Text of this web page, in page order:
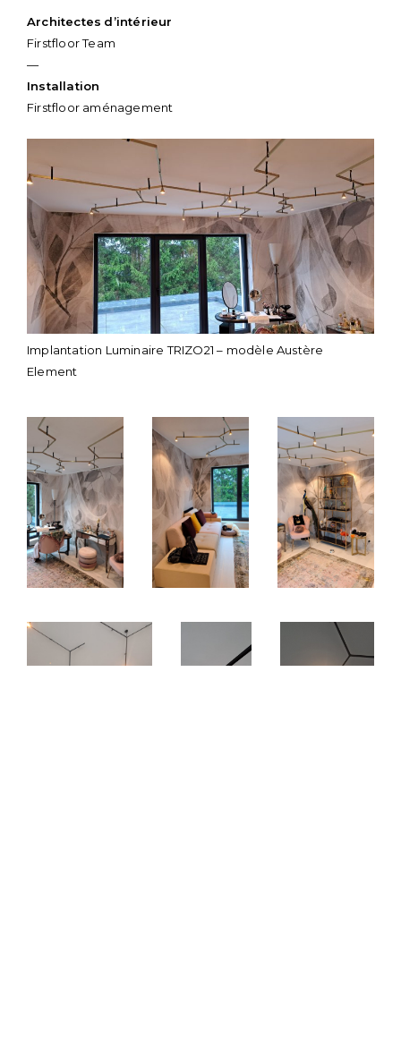
Architectes d’intérieur
Firstfloor Team
—
Installation
Firstfloor aménagement
Implantation Luminaire TRIZO21 – modèle Austère
Element